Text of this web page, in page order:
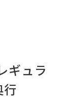
ギュラ